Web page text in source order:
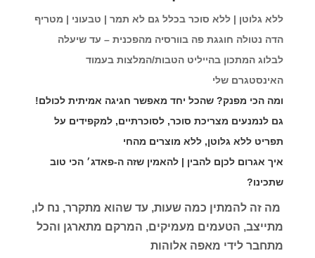
ללא גלוטן | ללא סוכר בכלל גם לא תמר| טבעוני | מטריף
הדה נטולה חוגגת פה בוורסיה מהפכנית – עד שיעלה
לבלוג המתכון בהייליט הטבות/המלצות בעמוד
האינסטגרם שלי
ומה הכי מפנק? שהכל יחד מאפשר חגיגה אמיתית לכולם!
גם לנמנעים מצריכת סוכר, לסוכרתיים, למקפידים על
תפריט ללא גלוטן, ללא מוצרים מהחי
איך אגרום לכןם להבין | להאמין שזה ה-פאדג׳ הכי טוב
שתכינו?
מה זה להמתין כמה שעות, עד שהוא מתקרר, נח לו,
מתייצב, הטעמים מעמיקים, המרקם מתארגן והכל
מתחבר לידי מאפה אלוהות